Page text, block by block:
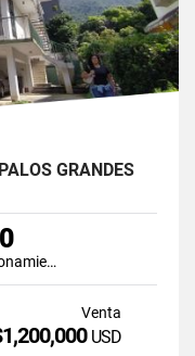
GRANDES
0
Estacionamiento
Venta
USD